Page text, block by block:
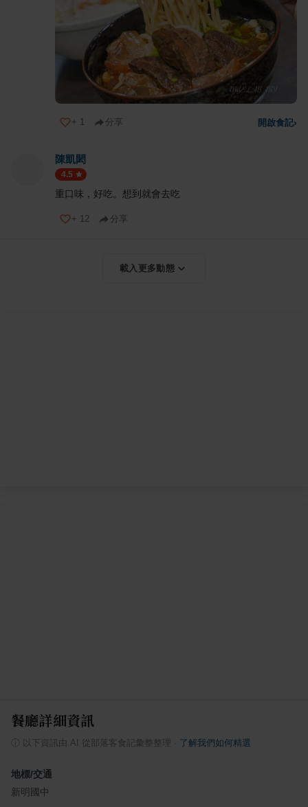
+ 1 分享 開啟食記›
陳凱閎
4.5
重口味，好吃。想到就會去吃
+ 12 分享
載入更多動態
餐廳詳細資訊
ⓘ 以下資訊由 AI 從部落客食記彙整整理 了解我們如何精選
地標/交通
新明國中